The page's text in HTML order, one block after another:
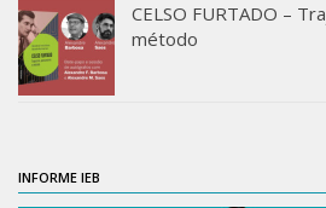
CELSO FURTADO –
método
INFORME IEB